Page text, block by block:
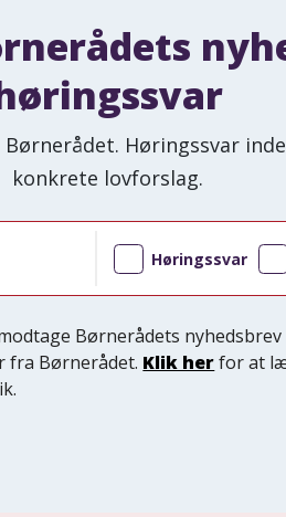
Høringssvar
konkrete lovforslag.
Høringssvar
Børnerådets
fra Børnerådet. Klik herfor at